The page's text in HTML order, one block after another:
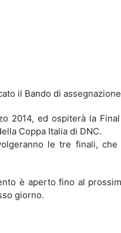
il Bando di
2014, ed ospiterà la
Coppa Italia di DNC.
le tre finali,
è aperto fino al
giorno.